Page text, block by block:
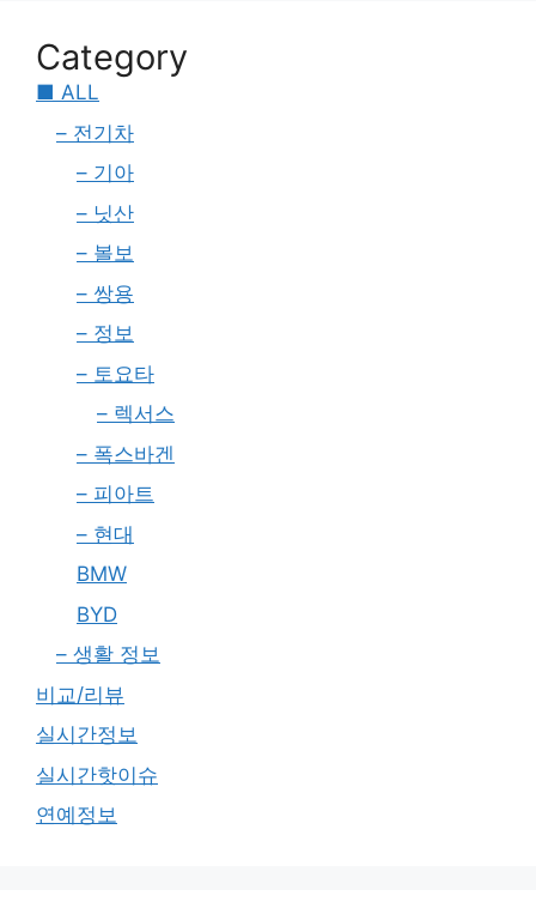
Category
■ ALL
– 전기차
– 기아
– 닛산
– 볼보
– 쌍용
– 정보
– 토요타
– 렉서스
– 폭스바겐
– 피아트
– 현대
BMW
BYD
– 생활 정보
비교/리뷰
실시간정보
실시간핫이슈
연예정보